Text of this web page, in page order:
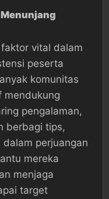
vital dalam
peserta
komunitas
mendukung
pengalaman,
berbagi tips,
perjuangan
mereka
menjaga
target